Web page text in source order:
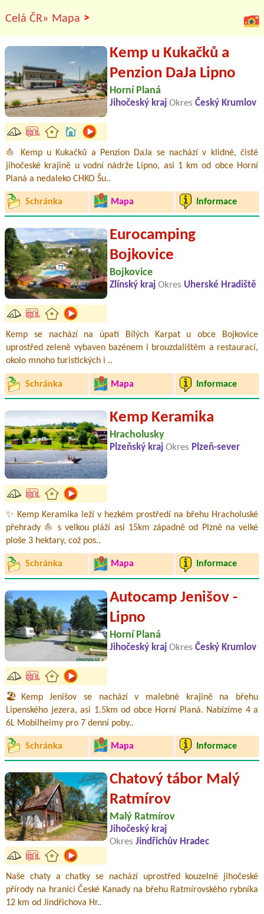
Celá ČR» Mapa >
Kemp u Kukačků a
Penzion DaJa Lipno
Horní Planá
Jihočeský kraj Okres Český Krumlov
⛵ Kemp u Kukačků a Penzion DaJa se nachází v klidné, čisté
jihočeské krajině u vodní nádrže Lipno, asi 1 km od obce Horní
Planá a nedaleko CHKO Šu..
Schránka Mapa Informace
Eurocamping
Bojkovice
Bojkovice
Zlínský kraj Okres Uherské Hradiště
Kemp se nachází na úpatí Bílých Karpat u obce Bojkovice
uprostřed zeleně vybaven bazénem i brouzdalištěm a restaurací,
okolo mnoho turistických i ..
Schránka Mapa Informace
Kemp Keramika
Hracholusky
Plzeňský kraj Okres Plzeň-sever
✨ Kemp Keramika leží v hezkém prostředí na břehu Hracholuské
přehrady ⛵ s velkou pláží asi 15km západně od Plzně na velké
ploše 3 hektary, což pos..
Schránka Mapa Informace
Autocamp Jenišov -
Lipno
Horní Planá
Jihočeský kraj Okres Český Krumlov
🏖️Kemp Jenišov se nachází v malebné krajině na břehu
Lipenského jezera, asi 1.5km od obce Horní Planá. Nabízíme 4 a
6L Mobilheimy pro 7 denní poby..
Schránka Mapa Informace
Chatový tábor Malý
Ratmírov
Malý Ratmírov
Jihočeský kraj
Okres Jindřichův Hradec
Naše chaty a chatky se nachází uprostřed kouzelné jihočeské
přírody na hranici České Kanady na břehu Ratmírovského rybníka
12 km od Jindřichova Hr..